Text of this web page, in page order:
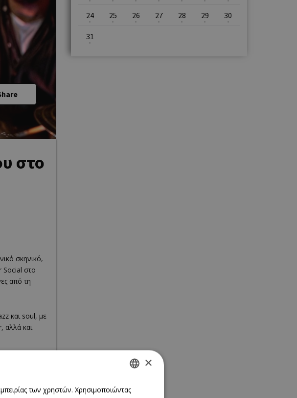
στο
σκηνικό,
Social στο
από τη
και soul, με
αλλά και
του
24 25 26 27 28 29 30
31
GREEK
×
των χρηστών. Χρησιμοποιώντας